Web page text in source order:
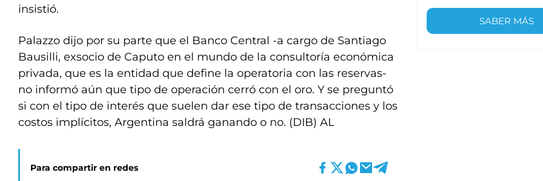
insistió.
Palazzo dijo por su parte que el Banco Central -a cargo de Santiago
Bausilli, exsocio de Caputo en el mundo de la consultoría económica
privada, que es la entidad que define la operatoria con las reservas-
no informó aún que tipo de operación cerró con el oro. Y se preguntó
si con el tipo de interés que suelen dar ese tipo de transacciones y los
costos implícitos, Argentina saldrá ganando o no. (DIB) AL
Para compartir en redes
SABER MÁS